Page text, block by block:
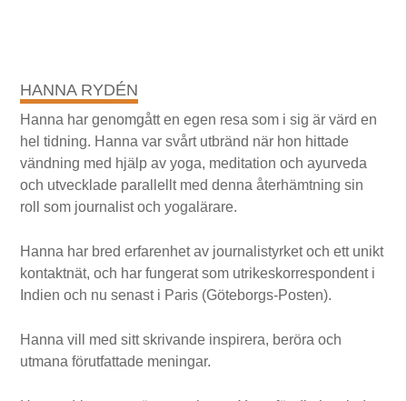
HANNA RYDÉN
Hanna har genomgått en egen resa som i sig är värd en
hel tidning. Hanna var svårt utbränd när hon hittade
vändning med hjälp av yoga, meditation och ayurveda
och utvecklade parallellt med denna återhämtning sin
roll som journalist och yogalärare.
Hanna har bred erfarenhet av journalistyrket och ett unikt
kontaktnät, och har fungerat som utrikeskorrespondent i
Indien och nu senast i Paris (Göteborgs-Posten).
Hanna vill med sitt skrivande inspirera, beröra och
utmana förutfattade meningar.